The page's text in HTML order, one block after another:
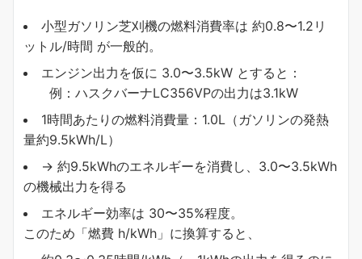
小型ガソリン芝刈機の燃料消費率は 約0.8〜1.2リ
ットル/時間 が一般的。
エンジン出力を仮に 3.0〜3.5kW とすると：
例：ハスクバーナLC356VPの出力は3.1kW
1時間あたりの燃料消費量：1.0L（ガソリンの発熱
量約9.5kWh/L）
→ 約9.5kWhのエネルギーを消費し、3.0〜3.5kWh
の機械出力を得る
エネルギー効率は 30〜35%程度。
このため「燃費 h/kWh」に換算すると、